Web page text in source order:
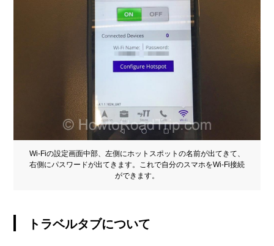
Wi-Fiの設定画面中部、左側にホットスポットの名前が出てきて、
右側にパスワードが出てきます。これで自分のスマホをWi-Fi接続
ができます。
トラベルタブについて